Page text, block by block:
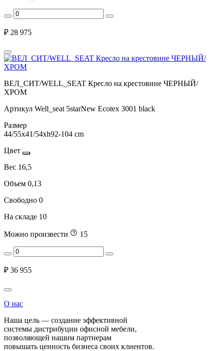
₽ 28 975
ВЕЛ_СИТ/WELL_SEAT Кресло на крестовине ЧЕРНЫЙ/
ХРОМ
Артикул Well_seat 5starNew Ecotex 3001 black
Размер
44/55x41/54xh92-104 cm
Цвет
Вес 16,5
Объем 0,13
Свободно 0
На складе 10
Можно произвести 15
₽ 36 955
О нас
Наша цель — создание эффективной
системы дистрибуции офисной мебели,
позволяющей нашим партнерам
повышать ценность бизнеса своих клиентов.